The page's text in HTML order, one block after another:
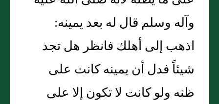
وآله وسلم قال له بعد يمينه:
اذهب إلى أهلك فانظر هل تجد
شيئاً فدل أن يمينه كانت على
ظنه ولو كانت لا تكون إلا على